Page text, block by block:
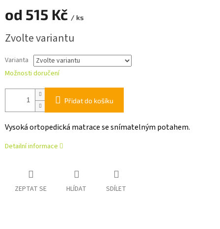
od 515 Kč / ks
cena:
Zvolte variantu
Varianta
Možnosti doručení
Přidat do košíku
Vysoká ortopedická matrace se snímatelným potahem.
Detailní informace
ZEPTAT SE HLÍDAT SDÍLET